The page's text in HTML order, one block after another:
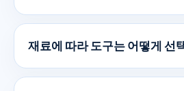
재료에 따라 도구는 어떻게 선